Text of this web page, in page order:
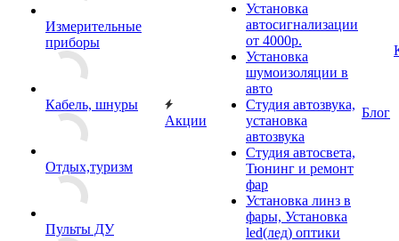
Измерительные
приборы
Кабель, шнуры
Отдых,туризм
Пульты ДУ
Акции
Установка
автосигнализации
от 4000р.
Установка
шумоизоляции в
авто
Студия автозвука,
установка
автозвука
Студия автосвета,
Тюнинг и ремонт
фар
Установка линз в
фары, Установка
led(лед) оптики
Блог